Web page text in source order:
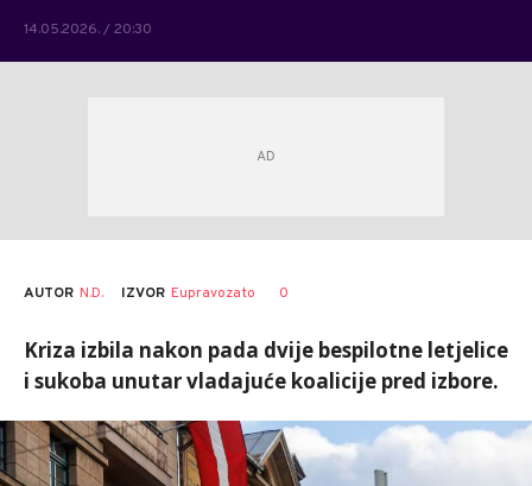
14.05.2026. / 20:30
AUTOR N.D. IZVOR Eupravozato 0
Kriza izbila nakon pada dvije bespilotne letjelice
i sukoba unutar vladajuće koalicije pred izbore.